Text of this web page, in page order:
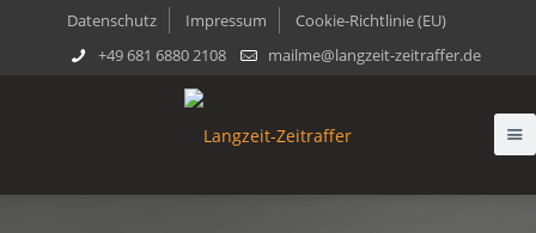
Datenschutz Impressum
Cookie-Richtlinie (EU)
+49 681 6880 2108
mailme@langzeit-zeitraffer.de